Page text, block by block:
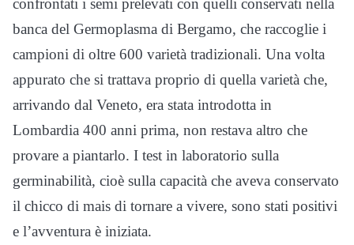
confrontati i semi prelevati con quelli conservati nella
banca del Germoplasma di Bergamo, che raccoglie i
campioni di oltre 600 varietà tradizionali. Una volta
appurato che si trattava proprio di quella varietà che,
arrivando dal Veneto, era stata introdotta in
Lombardia 400 anni prima, non restava altro che
provare a piantarlo. I test in laboratorio sulla
germinabilità, cioè sulla capacità che aveva conservato
il chicco di mais di tornare a vivere, sono stati positivi
e l’avventura è iniziata.